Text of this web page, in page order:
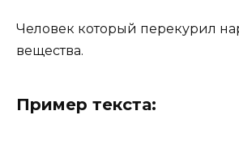
Человек который перекурил
вещества.
Пример текста: